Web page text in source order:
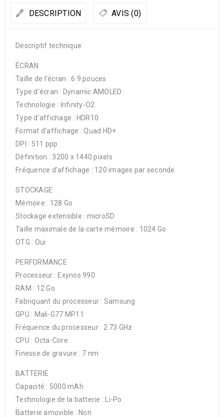
DESCRIPTION AVIS (0)
Descriptif technique
ÉCRAN
Taille de l’écran : 6.9 pouces
Type d’écran : Dynamic AMOLED
Technologie : Infinity-O2
Type d’affichage : HDR10
Format d’affichage : Quad HD+
DPI : 511 ppp
Définition : 3200 x 1440 pixels
Fréquence d’affichage : 120 images par seconde
STOCKAGE
Mémoire : 128 Go
Stockage extensible : microSD
Taille maximale de la carte mémoire : 1024 Go
OTG : Oui
PERFORMANCE
Processeur : Exynos 990
RAM : 12 Go
Fabriquant du processeur : Samsung
GPU : Mali-G77 MP11
Fréquence du processeur : 2.73 GHz
CPU : Octa-Core
Finesse de gravure : 7 nm
BATTERIE
Capacité : 5000 mAh
Technologie de la batterie : Li-Po
Batterie amovible : Non